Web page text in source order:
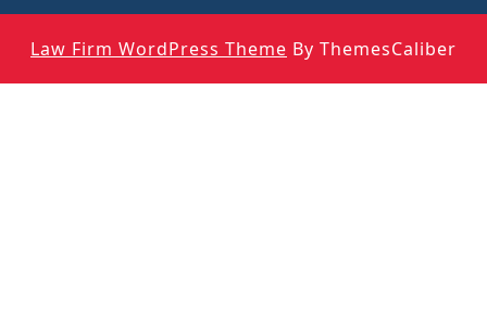
Law Firm WordPress Theme By ThemesCaliber